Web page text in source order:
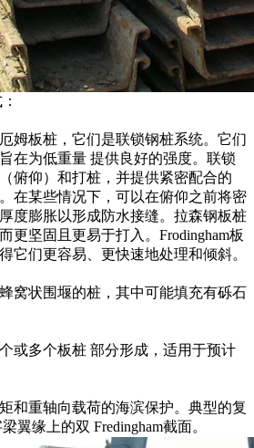
姆板桩，它们是联锁钢桩系统。它们
在为低重量 提供良好的强度。 联锁
俯仰）和打桩，并提供紧密配合的
在某些情况下，可以在俯仰之前将密
度膨胀以形成防水接缝。 拉森钢板桩
更坚固且更易于打入。Frodingham板
它们更容易、更快速地处理和倾斜。
窝状围堰的桩，其中可能填充有砾石
或多个板桩 部分形成，适用于预计
和重轴向载荷的海滨保护。典型的复
翼缘上的双 Fredingham截面。